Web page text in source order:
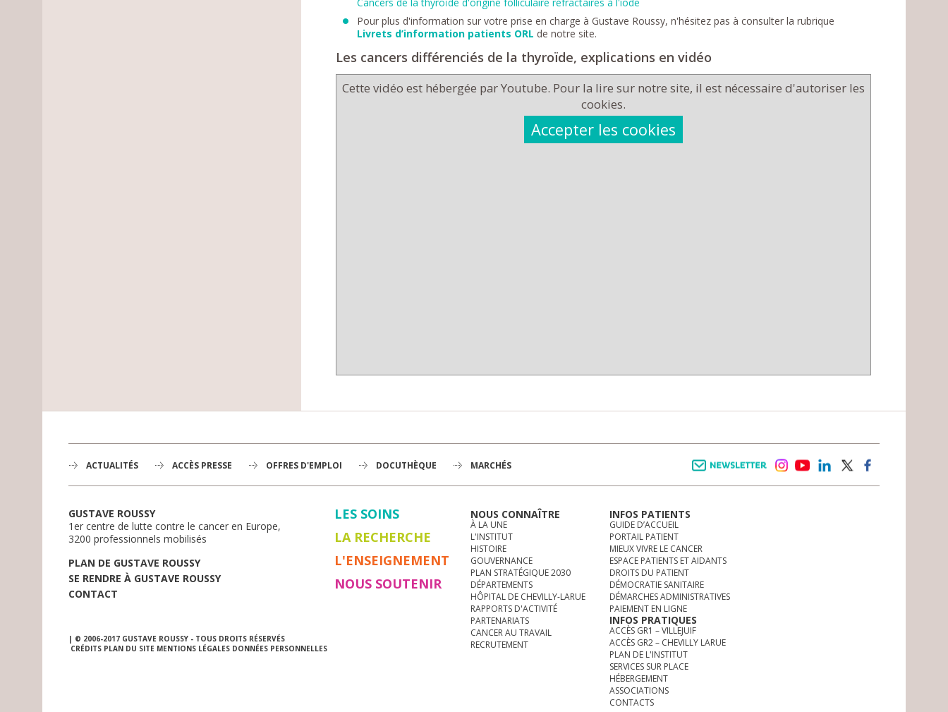
Pour plus d'information sur votre prise en charge à Gustave Roussy, n'hésitez pas à consulter la rubrique
Livrets d’information patients ORL de notre site.
Les cancers différenciés de la thyroïde, explications en vidéo
Cette vidéo est hébergée par Youtube. Pour la lire sur notre site, il est nécessaire d'autoriser les
cookies.
Accepter les cookies
ACTUALITÉS ACCÈS PRESSE OFFRES D'EMPLOI DOCUTHÈQUE MARCHÉS
GUSTAVE ROUSSY
1er centre de lutte contre le cancer en Europe,
3200 professionnels mobilisés
PLAN DE GUSTAVE ROUSSY
SE RENDRE À GUSTAVE ROUSSY
CONTACT
| © 2006-2017 GUSTAVE ROUSSY - TOUS DROITS RÉSERVÉS
CRÉDITS PLAN DU SITE MENTIONS LÉGALES DONNÉES PERSONNELLES
LES SOINS
LA RECHERCHE
L'ENSEIGNEMENT
NOUS SOUTENIR
NOUS CONNAÎTRE
À LA UNE
L'INSTITUT
HISTOIRE
GOUVERNANCE
PLAN STRATÉGIQUE 2030
DÉPARTEMENTS
HÔPITAL DE CHEVILLY-LARUE
RAPPORTS D'ACTIVITÉ
PARTENARIATS
CANCER AU TRAVAIL
RECRUTEMENT
INFOS PATIENTS
GUIDE D’ACCUEIL
PORTAIL PATIENT
MIEUX VIVRE LE CANCER
ESPACE PATIENTS ET AIDANTS
DROITS DU PATIENT
DÉMOCRATIE SANITAIRE
DÉMARCHES ADMINISTRATIVES
PAIEMENT EN LIGNE
INFOS PRATIQUES
ACCÈS GR1 – VILLEJUIF
ACCÈS GR2 – CHEVILLY LARUE
PLAN DE L'INSTITUT
SERVICES SUR PLACE
HÉBERGEMENT
ASSOCIATIONS
CONTACTS